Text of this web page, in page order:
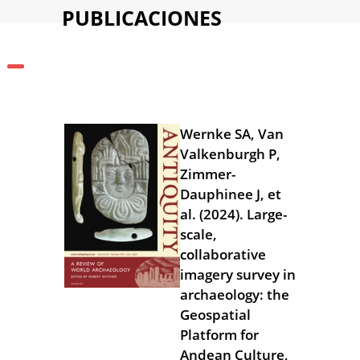
PUBLICACIONES
Wernke SA, Van
Valkenburgh P,
Zimmer-
Dauphinee J, et
al. (2024). Large-
scale,
collaborative
imagery survey in
archaeology: the
Geospatial
Platform for
Andean Culture,